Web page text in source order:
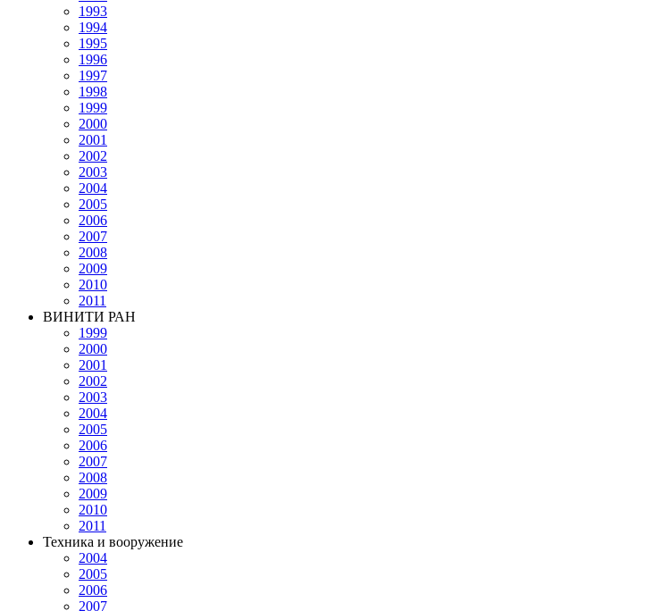
1993
1994
1995
1996
1997
1998
1999
2000
2001
2002
2003
2004
2005
2006
2007
2008
2009
2010
2011
ВИНИТИ РАН
1999
2000
2001
2002
2003
2004
2005
2006
2007
2008
2009
2010
2011
Техника и вооружение
2004
2005
2006
2007